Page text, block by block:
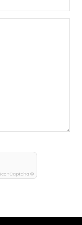
IconCaptcha ©